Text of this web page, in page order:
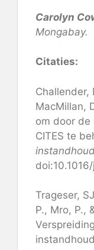
Carolyn
Mongabay.
Citaties:
Challender,
MacMillan,
om door
CITES te
Trageser,
P., Mro, P.,